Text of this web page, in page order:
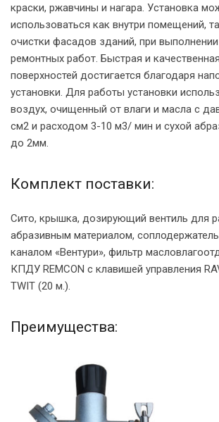
краски, ржавчины и нагара. Установка
использоваться как внутри помещений,
очистки фасадов зданий, при
ремонтных работ. Быстрая и
поверхностей достигается благодаря
установки. Для работы установки
воздух, очищенный от влаги и масла с
см2 и расходом 3-10 м3/ мин и сухой
до 2мм.
Комплект поставки:
Сито, крышка, дозирующий вентиль для
абразивным материалом,
каналом «Вентури», фильтр
КПДУ REMCON с клавишей управления
TWIT (20 м.).
Преимущества: